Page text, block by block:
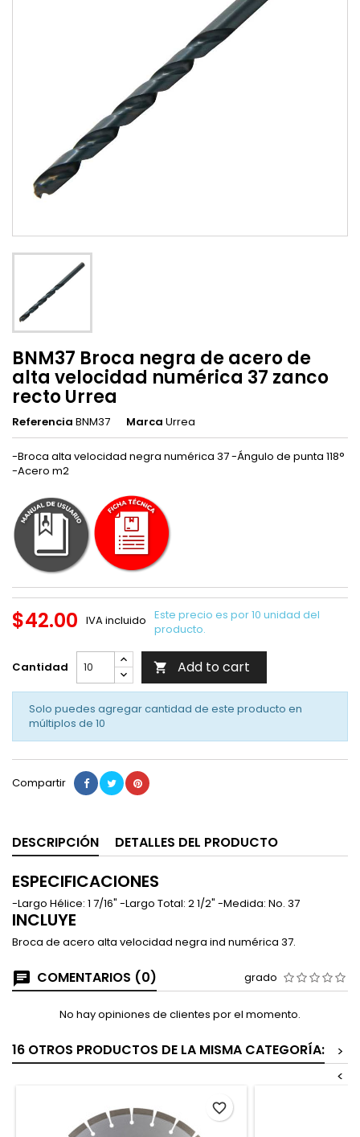
BNM37 Broca negra de acero de
alta velocidad numérica 37 zanco
recto Urrea
Referencia BNM37 Marca Urrea
-Broca alta velocidad negra numérica 37 -Ángulo de punta 118°
-Acero m2
$42.00 IVA incluido Este precio es por 10 unidad del
producto.
Cantidad  Add to cart
Solo puedes agregar cantidad de este producto en
múltiplos de 10
Compartir
DESCRIPCIÓN DETALLES DEL PRODUCTO
ESPECIFICACIONES
-Largo Hélice: 1 7/16" -Largo Total: 2 1/2" -Medida: No. 37
INCLUYE
Broca de acero alta velocidad negra ind numérica 37.
COMENTARIOS (0) grado
No hay opiniones de clientes por el momento.
16 OTROS PRODUCTOS DE LA MISMA CATEGORÍA:
>
<
favorite_border